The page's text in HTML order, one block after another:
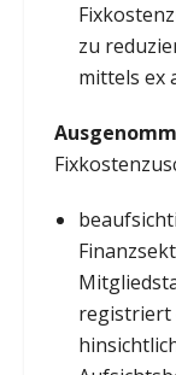
zu
mittels ex
registriert